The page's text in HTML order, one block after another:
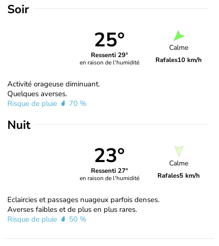
Soir
25°
Ressenti 29°
en raison de l'humidité
Calme
Rafales10 km/h
Activité orageuse diminuant.
Quelques averses.
Risque de pluie
70 %
Nuit
23°
Ressenti 27°
en raison de l'humidité
Calme
Rafales5 km/h
Eclaircies et passages nuageux parfois denses.
Averses faibles et de plus en plus rares.
Risque de pluie
50 %